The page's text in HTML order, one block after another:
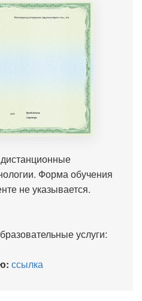
Форма обучения
не указывается.
услуги:
ссылка